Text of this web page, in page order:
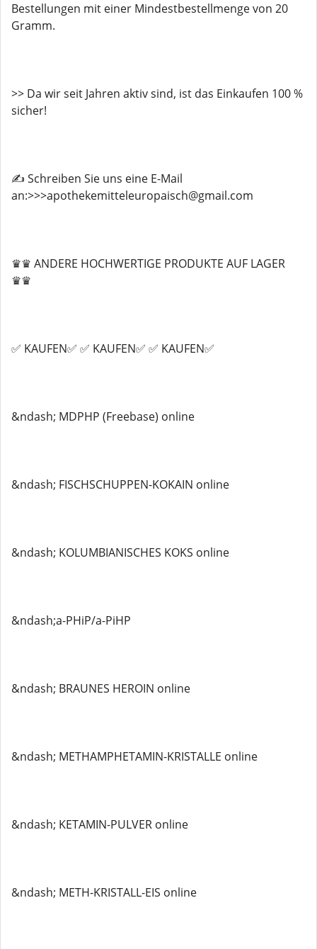
Bestellungen mit einer Mindestbestellmenge von 20
Gramm.
>> Da wir seit Jahren aktiv sind, ist das Einkaufen 100 %
sicher!
✍️ Schreiben Sie uns eine E-Mail
an:>>>apothekemitteleuropaisch@gmail.com
♛♛ ANDERE HOCHWERTIGE PRODUKTE AUF LAGER
♛♛
✅ KAUFEN✅ ✅ KAUFEN✅ ✅ KAUFEN✅
&ndash; MDPHP (Freebase) online
&ndash; FISCHSCHUPPEN-KOKAIN online
&ndash; KOLUMBIANISCHES KOKS online
&ndash;a-PHiP/a-PiHP
&ndash; BRAUNES HEROIN online
&ndash; METHAMPHETAMIN-KRISTALLE online
&ndash; KETAMIN-PULVER online
&ndash; METH-KRISTALL-EIS online